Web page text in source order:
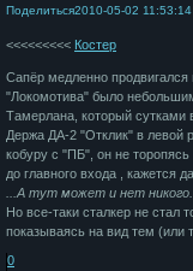
Поделиться2010-05-02 11:53:14
<<<<<<<<< Костер
Сапёр медленно продвигался
"Локомотива" было
Тамерлана, который сутками
Держа ДА-2 "Отклик" в левой
кобуру с "ПБ", он не
до главного входа , кажется
...А тут может и нет
Но все-таки сталкер не стал
показываясь на вид тем (или
0